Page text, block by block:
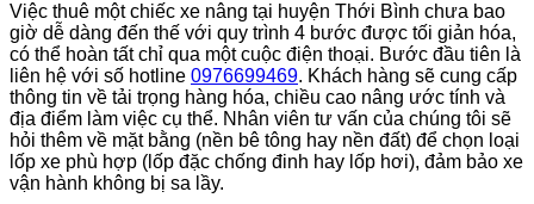
Việc thuê một chiếc xe nâng tại huyện Thới Bình chưa bao
giờ dễ dàng đến thế với quy trình 4 bước được tối giản hóa,
có thể hoàn tất chỉ qua một cuộc điện thoại. Bước đầu tiên là
liên hệ với số hotline 0976699469. Khách hàng sẽ cung cấp
thông tin về tải trọng hàng hóa, chiều cao nâng ước tính và
địa điểm làm việc cụ thể. Nhân viên tư vấn của chúng tôi sẽ
hỏi thêm về mặt bằng (nền bê tông hay nền đất) để chọn loại
lốp xe phù hợp (lốp đặc chống đinh hay lốp hơi), đảm bảo xe
vận hành không bị sa lầy.